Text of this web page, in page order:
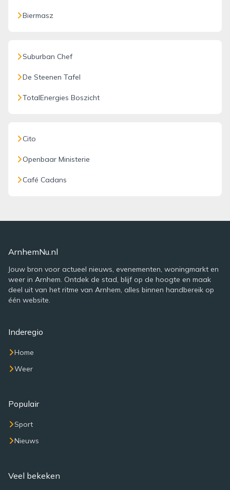
Biermasz
Suburban Chef
De Steenen Tafel
TotalEnergies Boszicht
Cito
Openbaar Ministerie
Café Cadans
ArnhemNu.nl
Jouw bron voor actueel nieuws, evenementen, woningmarkt en
weer in Arnhem. Ontdek de stad, blijf op de hoogte en maak
deel uit van het ritme van Arnhem, alles binnen handbereik op
één website.
Inderegio
Home
Weer
Populair
Sport
Nieuws
Veel bekeken